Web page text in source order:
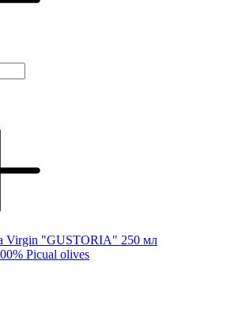
Virgin "GUSTORIA" 250 мл
Picual olives